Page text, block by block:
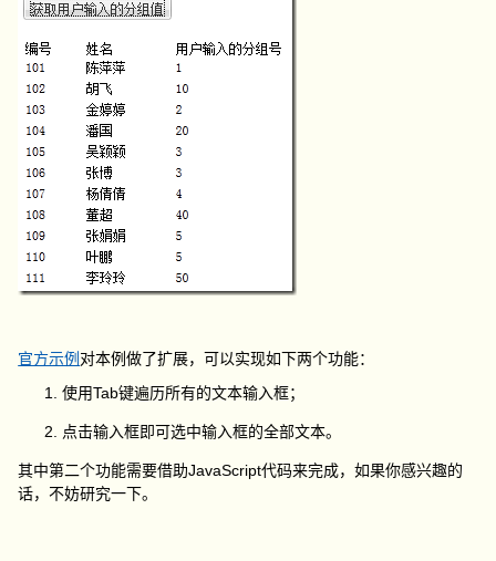
官方示例 对本例做了扩展，可以实现如下两个功能：
使用Tab键遍历所有的文本输入框；
点击输入框即可选中输入框的全部文本。
其中第二个功能需要借助JavaScript代码来完成，如果你感兴趣的
话，不妨研究一下。